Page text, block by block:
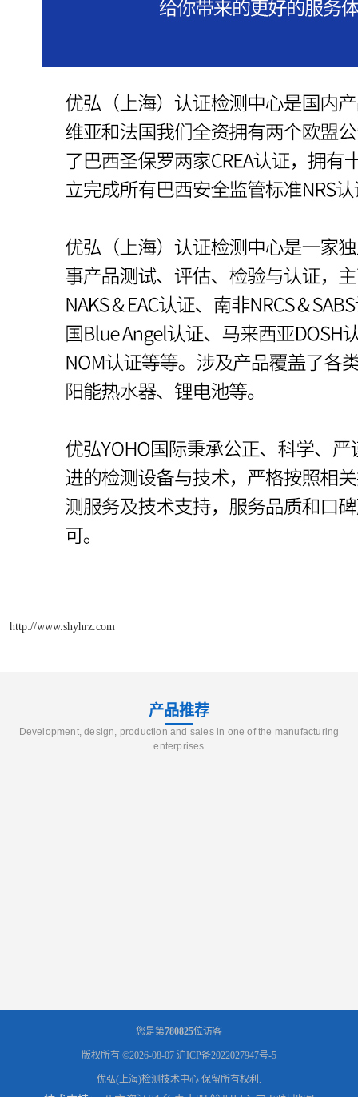
http://www.shyhrz.com
产品推荐
Development, design, production and sales in one of the manufacturing
enterprises
您是第780825位访客
版权所有 ©2026-08-07 沪ICP备2022027947号-5
优弘(上海)检测技术中心 保留所有权利.